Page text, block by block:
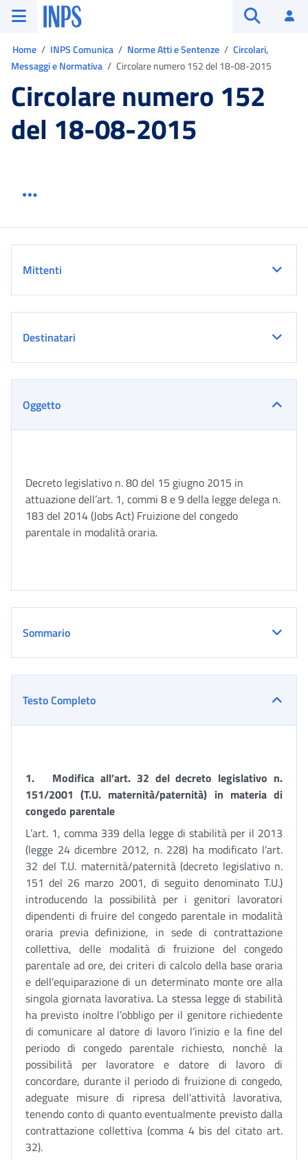
Vai al menu principale
Vai al contenuto principale
Vai al pie' di pagina
INPS ()
Home INPS Comunica Norme Atti e Sentenze
Circolari,
Messaggi e Normativa
Circolare numero 152 del 18-08-2015
Circolare numero 152
del 18-08-2015
Mittenti
Destinatari
Oggetto
Decreto legislativo n. 80 del 15 giugno 2015 in
attuazione dell’art. 1, commi 8 e 9 della legge delega n.
183 del 2014 (Jobs Act) Fruizione del congedo
parentale in modalità oraria.
Sommario
Testo Completo
1. Modifica all’art. 32 del decreto legislativo n.
151/2001 (T.U. maternità/paternità) in materia di
congedo parentale
L’art. 1, comma 339 della legge di stabilità per il 2013
(legge 24 dicembre 2012, n. 228) ha modificato l’art.
32 del T.U. maternità/paternità (decreto legislativo n.
151 del 26 marzo 2001, di seguito denominato T.U.)
introducendo la possibilità per i genitori lavoratori
dipendenti di fruire del congedo parentale in modalità
oraria previa definizione, in sede di contrattazione
collettiva, delle modalità di fruizione del congedo
parentale ad ore, dei criteri di calcolo della base oraria
e dell’equiparazione di un determinato monte ore alla
singola giornata lavorativa. La stessa legge di stabilità
ha previsto inoltre l’obbligo per il genitore richiedente
di comunicare al datore di lavoro l’inizio e la fine del
periodo di congedo parentale richiesto, nonché la
possibilità per lavoratore e datore di lavoro di
concordare, durante il periodo di fruizione di congedo,
adeguate misure di ripresa dell'attività lavorativa,
tenendo conto di quanto eventualmente previsto dalla
contrattazione collettiva (comma 4 bis del citato art.
32).